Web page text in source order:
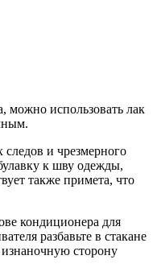
можно использовать лак
и чрезмерного
к шву одежды,
также примета, что
кондиционера для
разбавьте в стакане
сторону